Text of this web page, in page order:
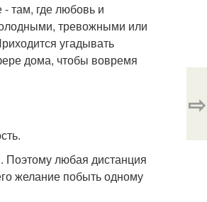
там, где любовь и
тревожными или
угадывать
дома, чтобы вовремя
Поэтому любая дистанция
желание побыть одному
⇨